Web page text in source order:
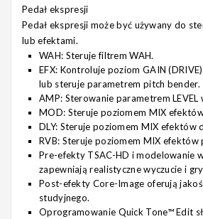
Pedał ekspresji
Pedał ekspresji może być używany do
lub efektami.
WAH: Steruje filtrem WAH.
EFX: Kontroluje poziom GAIN
lub steruje parametrem pitch bender.
AMP: Sterowanie parametrem LEVEL
MOD: Steruje poziomem MIX
DLY: Steruje poziomem MIX efektów
RVB: Steruje poziomem MIX efektów
Pre-efekty TSAC-HD i modelowanie
zapewniają realistyczne wyczucie i
Post-efekty Core-Image oferują
studyjnego.
Oprogramowanie Quick Tone™ Edit